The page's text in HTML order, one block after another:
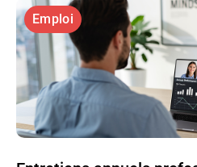
Emploi